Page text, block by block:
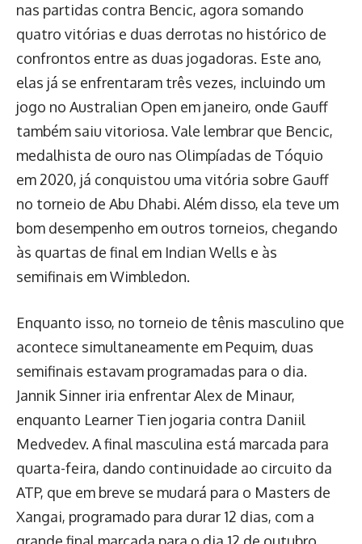
nas partidas contra Bencic, agora somando
quatro vitórias e duas derrotas no histórico de
confrontos entre as duas jogadoras. Este ano,
elas já se enfrentaram três vezes, incluindo um
jogo no Australian Open em janeiro, onde Gauff
também saiu vitoriosa. Vale lembrar que Bencic,
medalhista de ouro nas Olimpíadas de Tóquio
em 2020, já conquistou uma vitória sobre Gauff
no torneio de Abu Dhabi. Além disso, ela teve um
bom desempenho em outros torneios, chegando
às quartas de final em Indian Wells e às
semifinais em Wimbledon.
Enquanto isso, no torneio de tênis masculino que
acontece simultaneamente em Pequim, duas
semifinais estavam programadas para o dia.
Jannik Sinner iria enfrentar Alex de Minaur,
enquanto Learner Tien jogaria contra Daniil
Medvedev. A final masculina está marcada para
quarta-feira, dando continuidade ao circuito da
ATP, que em breve se mudará para o Masters de
Xangai, programado para durar 12 dias, com a